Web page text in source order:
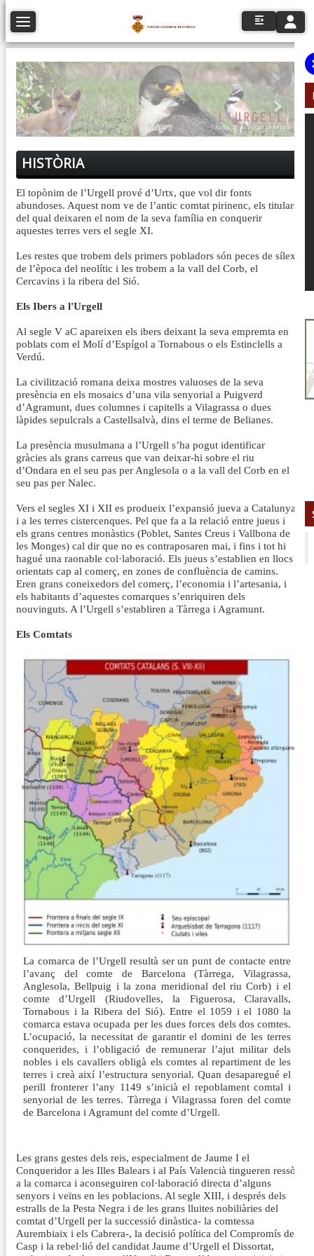
Toggle navigation Toggle
Anterior
HISTÒRIA
El topònim de l’Urgell prové d’Urtx, que vol dir fonts
abundoses. Aquest nom ve de l’antic comtat pirinenc, els titulars
del qual deixaren el nom de la seva família en conquerir
aquestes terres vers el segle XI.
Les restes que trobem dels primers pobladors són peces de sílex
de l’època del neolític i les trobem a la vall del Corb, el
Cercavins i la ribera del Sió.
Els Ibers a l'Urgell
Al segle V aC apareixen els ibers deixant la seva empremta en
poblats com el Molí d’Espígol a Tornabous o els Estinclells a
Verdú.
La civilització romana deixa mostres valuoses de la seva
presència en els mosaics d’una vila senyorial a Puigverd
d’Agramunt, dues columnes i capitells a Vilagrassa o dues
làpides sepulcrals a Castellsalvà, dins el terme de Belianes.
La presència musulmana a l’Urgell s’ha pogut identificar
gràcies als grans carreus que van deixar-hi sobre el riu
d’Ondara en el seu pas per Anglesola o a la vall del Corb en el
seu pas per Nalec.
Vers el segles XI i XII es produeix l’expansió jueva a Catalunya
i a les terres cistercenques. Pel que fa a la relació entre jueus i
els grans centres monàstics (Poblet, Santes Creus i Vallbona de
les Monges) cal dir que no es contraposaren mai, i fins i tot hi
hagué una raonable col·laboració. Els jueus s’establien en llocs
orientats cap al comerç, en zones de confluència de camins.
Eren grans coneixedors del comerç, l’economia i l’artesania, i
els habitants d’aquestes comarques s’enriquiren dels
nouvinguts. A l’Urgell s’establiren a Tàrrega i Agramunt.
Els Comtats
La comarca de l’Urgell resultà ser un punt de contacte entre
l’avanç del comte de Barcelona (Tàrrega, Vilagrassa,
Anglesola, Bellpuig i la zona meridional del riu Corb) i el
comte d’Urgell (Riudovelles, la Figuerosa, Claravalls,
Tornabous i la Ribera del Sió). Entre el 1059 i el 1080 la
comarca estava ocupada per les dues forces dels dos comtes.
L’ocupació, la necessitat de garantir el domini de les terres
conquerides, i l’obligació de remunerar l’ajut militar dels
nobles i els cavallers obligà els comtes al repartiment de les
terres i creà així l’estructura senyorial. Quan desaparegué el
perill fronterer l’any 1149 s’inicià el repoblament comtal i
senyorial de les terres. Tàrrega i Vilagrassa foren del comte
de Barcelona i Agramunt del comte d’Urgell.
Les grans gestes dels reis, especialment de Jaume I el
Conqueridor a les Illes Balears i al País Valencià tingueren ressò
a la comarca i aconseguiren col·laboració directa d’alguns
senyors i veïns en les poblacions. Al segle XIII, i després dels
estralls de la Pesta Negra i de les grans lluites nobiliàries del
comtat d’Urgell per la successió dinàstica- la comtessa
Aurembiaix i els Cabrera-, la decisió política del Compromís de
Casp i la rebel·lió del candidat Jaume d’Urgell el Dissortat,